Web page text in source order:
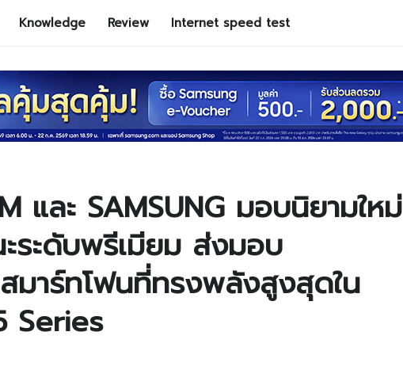
Knowledge Review Internet speed test
และ SAMSUNG มอบนิยามใหม่
ระดับพรีเมียม ส่งมอบ
าร์ทโฟนที่ทรงพลังสูงสุดใน
Series